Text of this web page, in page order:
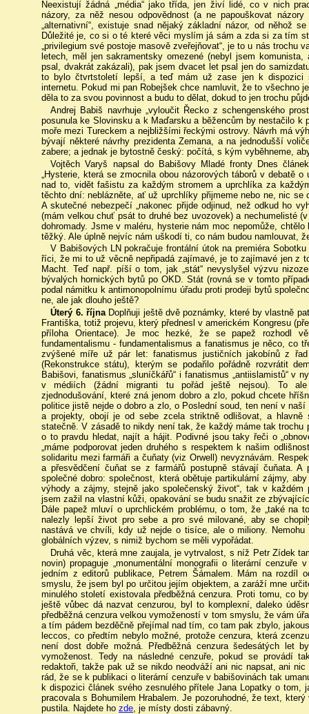
Neexistují žádná „média“ jako třída, jen živí lidé, co v nich
názory, za něž nesou odpovědnost (a ne papouškovat
„alternativní“, existuje snad nějaký základní názor, od něhož
Důležité je, co si o té které věci myslím já sám a zda si za tím
„privilegium své postoje masově zveřejňovat“, je to u nás trochu
letech, měl jen sakramentsky omezené (nebyl jsem
psal, dvakrát zakázali), pak jsem dvacet let psal jen do
to bylo čtvrtstoletí lepší, a teď mám už zase jen k dispozici
internetu. Pokud mi pan Robejšek chce namluvit, že to všechno
děla to za svou povinnost a budu to dělat, dokud to jen trochu
Andrej Babiš navrhuje „vyloučit Řecko z schengenského
posunula ke Slovinsku a k Maďarsku a běžencům by nestačilo k
moře mezi Tureckem a nejbližšími řeckými ostrovy. Návrh má
bývají některé návrhy prezidenta Zemana, a na jednodušší
zabere; a jednak je bytostně český: počítá, s kým vyběhneme,
Vojtěch Varyš napsal do Babišovy Mladé fronty Dnes
„Hysterie, která se zmocnila obou názorových táborů v debatě
nad to, vidět fašistu za každým stromem a uprchlíka za
těchto dní: neblázněte, ať už uprchlíky přijmeme nebo ne, nic se
A skutečné nebezpečí „nakonec přijde odjinud, než odkud ho
(mám velkou chuť psát to druhé bez uvozovek) a nechumelisté
dohromady. Jsme v maléru, hysterie nám moc nepomůže,
těžký. Ale úplně nejvíc nám uškodí ti, co nám budou namlouvat,
V Babišových LN pokračuje frontální útok na premiéra
říci, že mi to už věcně nepřipadá zajímavé, je to zajímavé jen z
Macht. Teď např. píší o tom, jak „stát“ nevyslyšel výzvu
bývalých hornických bytů po OKD. Stát (rovná se v tomto
podal námitku k antimonopolnímu úřadu proti prodeji bytů
ne, ale jak dlouho ještě?
Úterý 6. října Doplňuji ještě dvě poznámky, které by vlastně
Františka, totiž projevu, který přednesl v americkém Kongresu
příloha Orientace). Je moc hezké, že se papež rozhodl
fundamentalismu - fundamentalismus a fanatismus je něco, co
zvýšené míře už pár let: fanatismus justičních jakobínů z řad
(Rekonstrukce státu), kterým se podařilo pořádně rozvrátit
Babišovi, fanatismus „sluníčkářů“ i fanatismus „antiislamistů“ v
v médiích (žádní migranti tu pořád ještě nejsou). To ale
zjednodušování, které zná jenom dobro a zlo, pokud chcete
politice jistě nejde o dobro a zlo, o Poslední soud, ten není v
a projekty, obojí je od sebe zcela striktně odlišovat, a
statečně. V zásadě to nikdy není tak, že každý máme tak
o to pravdu hledat, najít a hájit. Podivné jsou taky řeči o
„máme podporovat jeden druhého s respektem k našim
solidaritu mezi farmáři a čuňaty (viz Orwell) nevyznávám.
a přesvědčení čuňat se z farmářů postupně stávají čuňata. A
společné dobro: společnost, která obětuje partikulární zájmy,
výhody a zájmy, stejně jako společenský život“, tak v každém
jsem zažil na vlastní kůži, opakování se budu snažit ze
Dále papež mluví o uprchlickém problému, o tom, že „také na
nalezly lepší život pro sebe a pro své milované, aby se
nastává ve chvíli, kdy už nejde o tisíce, ale o miliony.
globálních výzev, s nimiž bychom se měli vypořádat.
Druhá věc, která mne zaujala, je vytrvalost, s níž Petr Zídek
novin) propaguje „monumentální monografii o literární cenzuře
jedním z editorů publikace, Petrem Šámalem. Mám na rozdíl
smyslu, že jsem byl po určitou jejím objektem, a zaráží mne
minulého století existovala předběžná cenzura. Proti tomu, co
ještě vůbec dá nazvat cenzurou, byl to komplexní, daleko
předběžná cenzura velkou vymožeností v tom smyslu, že vám
a tím pádem bezděčně přejímal nad tím, co tam pak zbylo,
leccos, co předtím nebylo možné, protože cenzura, která
není dost dobře možná. Předběžná cenzura šedesátých let
vymoženost. Tedy na následné cenzuře, pokud se provádí
redaktoři, takže pak už se nikdo neodváží ani nic napsat, ani
rád, že se k publikaci o literární cenzuře v babišovinách tak
k dispozici článek svého zesnulého přítele Jana Lopatky o tom,
pracovala s Bohumilem Hrabalem. Je pozoruhodné, že text,
pustila. Najdete ho zde , je místy dosti zábavný.